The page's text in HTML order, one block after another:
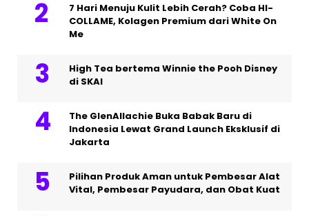
7 Hari Menuju Kulit Lebih Cerah? Coba HI-
COLLAME, Kolagen Premium dari White On
Me
High Tea bertema Winnie the Pooh Disney
di SKAI
The GlenAllachie Buka Babak Baru di
Indonesia Lewat Grand Launch Eksklusif di
Jakarta
Pilihan Produk Aman untuk Pembesar Alat
Vital, Pembesar Payudara, dan Obat Kuat